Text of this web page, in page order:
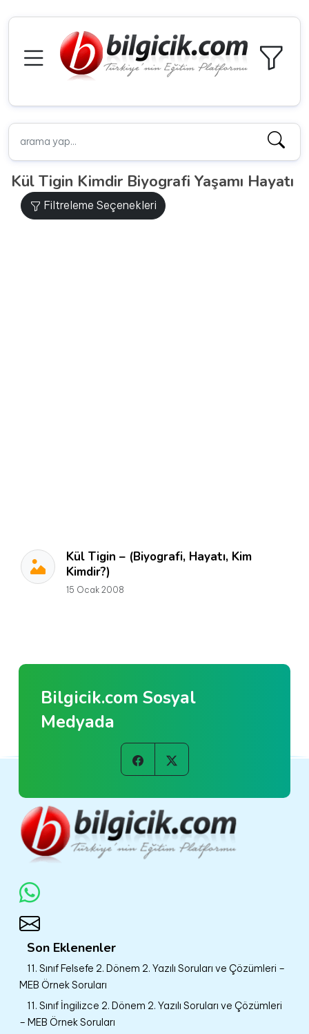
Kül Tigin Kimdir Biyografi Yaşamı Hayatı
Filtreleme Seçenekleri
Kül Tigin – (Biyografi, Hayatı, Kim
Kimdir?)
15 Ocak 2008
Bilgicik.com Sosyal
Medyada
Son Eklenenler
11. Sınıf Felsefe 2. Dönem 2. Yazılı Soruları ve Çözümleri –
MEB Örnek Soruları
11. Sınıf İngilizce 2. Dönem 2. Yazılı Soruları ve Çözümleri
– MEB Örnek Soruları